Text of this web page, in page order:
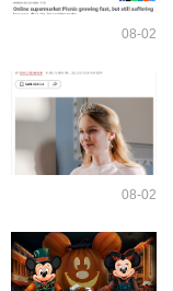
08-02
08-02